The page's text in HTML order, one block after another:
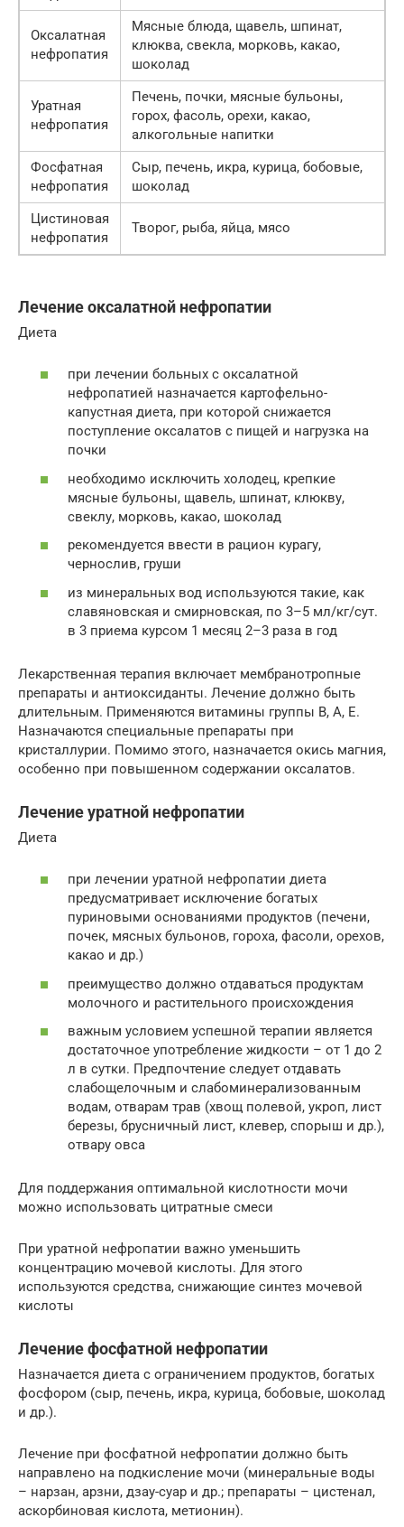
Оксалатная
нефропатия
Мясные блюда, щавель, шпинат,
клюква, свекла, морковь, какао,
шоколад
Уратная
нефропатия
Печень, почки, мясные бульоны,
горох, фасоль, орехи, какао,
алкогольные напитки
Фосфатная
нефропатия
Сыр, печень, икра, курица, бобовые,
шоколад
Цистиновая
нефропатия
Творог, рыба, яйца, мясо
Лечение оксалатной нефропатии
Диета
при лечении больных с оксалатной
нефропатией назначается картофельно-
капустная диета, при которой снижается
поступление оксалатов с пищей и нагрузка на
почки
необходимо исключить холодец, крепкие
мясные бульоны, щавель, шпинат, клюкву,
свеклу, морковь, какао, шоколад
рекомендуется ввести в рацион курагу,
чернослив, груши
из минеральных вод используются такие, как
славяновская и смирновская, по 3–5 мл/кг/сут.
в 3 приема курсом 1 месяц 2–3 раза в год
Лекарственная терапия включает мембранотропные
препараты и антиоксиданты. Лечение должно быть
длительным. Применяются витамины группы В, А, Е.
Назначаются специальные препараты при
кристаллурии. Помимо этого, назначается окись магния,
особенно при повышенном содержании оксалатов.
Лечение уратной нефропатии
Диета
при лечении уратной нефропатии диета
предусматривает исключение богатых
пуриновыми основаниями продуктов (печени,
почек, мясных бульонов, гороха, фасоли, орехов,
какао и др.)
преимущество должно отдаваться продуктам
молочного и растительного происхождения
важным условием успешной терапии является
достаточное употребление жидкости – от 1 до 2
л в сутки. Предпочтение следует отдавать
слабощелочным и слабоминерализованным
водам, отварам трав (хвощ полевой, укроп, лист
березы, брусничный лист, клевер, спорыш и др.),
отвару овса
Для поддержания оптимальной кислотности мочи
можно использовать цитратные смеси
При уратной нефропатии важно уменьшить
концентрацию мочевой кислоты. Для этого
используются средства, снижающие синтез мочевой
кислоты
Лечение фосфатной нефропатии
Назначается диета с ограничением продуктов, богатых
фосфором (сыр, печень, икра, курица, бобовые, шоколад
и др.).
Лечение при фосфатной нефропатии должно быть
направлено на подкисление мочи (минеральные воды
– нарзан, арзни, дзау-суар и др.; препараты – цистенал,
аскорбиновая кислота, метионин).